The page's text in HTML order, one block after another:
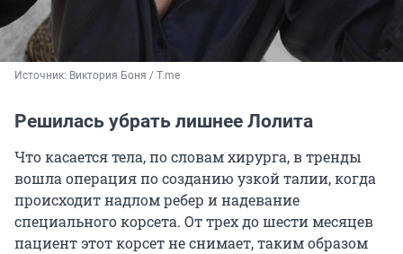
Источник: Виктория Боня / Т.me
Решилась убрать лишнее Лолита
Что касается тела, по словам хирурга, в тренды
вошла операция по созданию узкой талии, когда
происходит надлом ребер и надевание
специального корсета. От трех до шести месяцев
пациент этот корсет не снимает, таким образом